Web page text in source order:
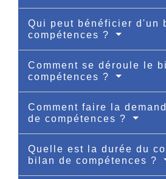
Qui peut bénéficier d'un
compétences ?
Comment se déroule le
compétences ?
Comment faire la
de compétences ?
Quelle est la durée du
bilan de compétences ?